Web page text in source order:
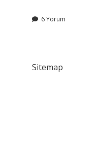
6 Yorum
Sitemap